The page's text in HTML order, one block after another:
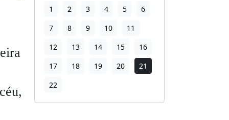
1 2 3 4 5
6
7
8 9 10
11
12
13 14 15
16
17
18 19 20
21
22